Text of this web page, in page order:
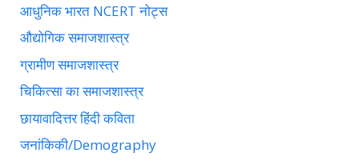
आधुनिक भारत NCERT नोट्स
औद्योगिक समाजशास्त्र
ग्रामीण समाजशास्त्र
चिकित्सा का समाजशास्त्र
छायावादित्तर हिंदी कविता
जनांकिकी/Demography